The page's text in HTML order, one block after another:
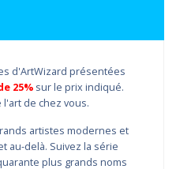
d'ArtWizard présentées
25% sur le prix indiqué.
l'art de chez vous.
artistes modernes et
au-delà. Suivez la série
plus grands noms